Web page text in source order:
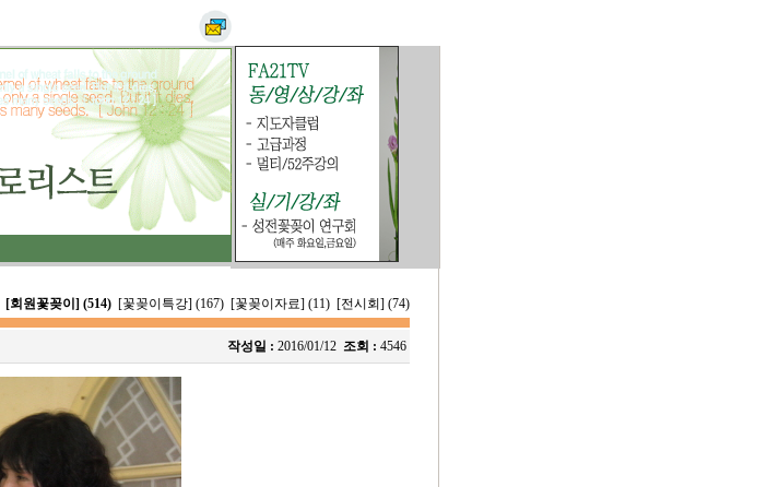
[회원꽃꽂이] (514) [꽃꽂이특강] (167) [꽃꽂이자료] (11) [전시회] (74)
작성일 : 2016/01/12 조회 : 4546